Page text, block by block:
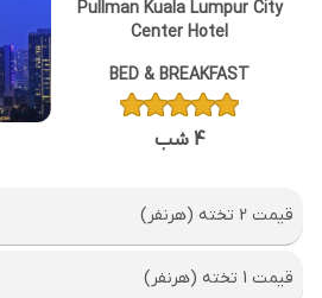
Pullman Kuala Lumpur City
Center Hotel
BED & BREAKFAST
4 شب
قیمت 2 تخته (هرنفر)
قیمت 1 تخته (هرنفر)